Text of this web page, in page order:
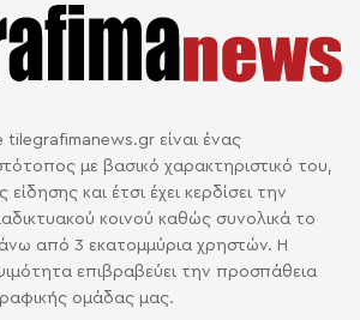
είναι ένας
με βασικό χαρακτηριστικό του,
και έτσι έχει κερδίσει την
κοινού καθώς συνολικά το
από 3 εκατομμύρια χρηστών. Η
επιβραβεύει την προσπάθεια
ομάδας μας.